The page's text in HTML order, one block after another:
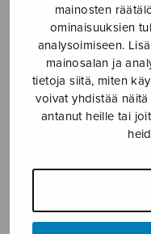
mainosten
ominaisuuksien
analysoimiseen.
mainosalan ja
tietoja siitä, miten
voivat yhdistää
antanut heille tai
SOITINKOULUT
SOITINMUSIIKKI
YKSINLAULU
Sulasol